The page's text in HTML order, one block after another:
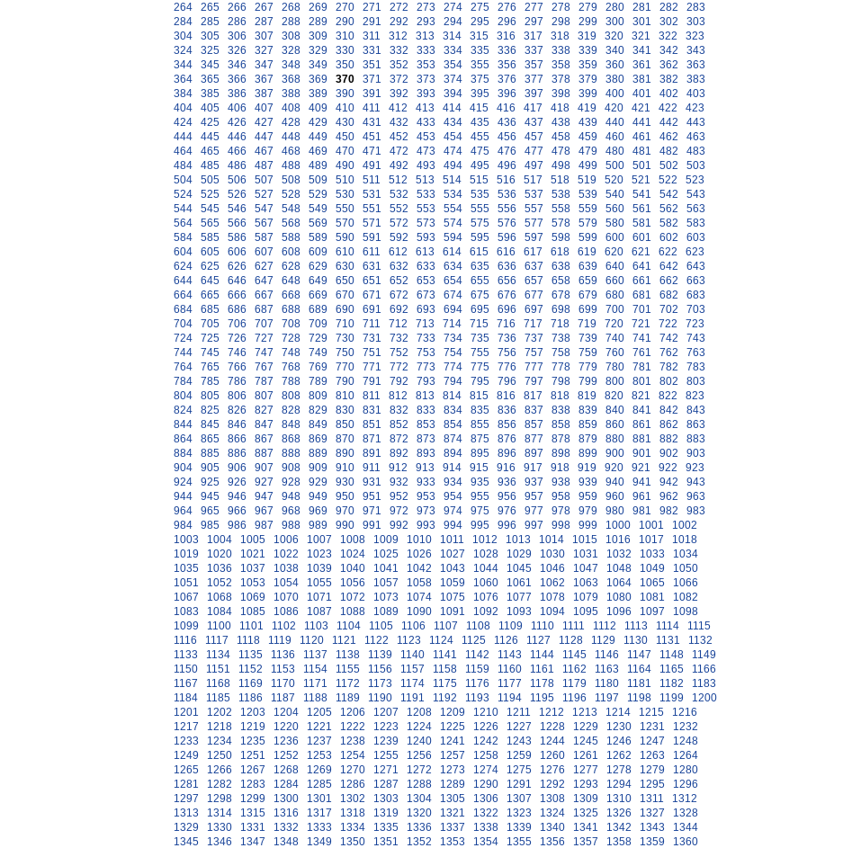
264
265 266 267 268 269 270 271 272 273 274 275 276 277 278 279 280 281 282
283
284
285 286 287 288 289 290 291 292 293 294 295 296 297 298 299 300 301 302
303
304
305 306 307 308 309 310 311 312 313 314 315 316 317 318 319 320 321 322
323
324
325 326 327 328 329 330 331 332 333 334 335 336 337 338 339 340 341 342
343
344
345 346 347 348 349 350 351 352 353 354 355 356 357 358 359 360 361 362
363
364
365 366 367 368 369 370 371 372 373 374 375 376 377 378 379 380 381 382
383
384
385 386 387 388 389 390 391 392 393 394 395 396 397 398 399 400 401 402
403
404
405 406 407 408 409 410 411 412 413 414 415 416 417 418 419 420 421 422
423
424
425 426 427 428 429 430 431 432 433 434 435 436 437 438 439 440 441 442
443
444
445 446 447 448 449 450 451 452 453 454 455 456 457 458 459 460 461 462
463
464
465 466 467 468 469 470 471 472 473 474 475 476 477 478 479 480 481 482
483
484
485 486 487 488 489 490 491 492 493 494 495 496 497 498 499 500 501 502
503
504
505 506 507 508 509 510 511 512 513 514 515 516 517 518 519 520 521 522
523
524
525 526 527 528 529 530 531 532 533 534 535 536 537 538 539 540 541 542
543
544
545 546 547 548 549 550 551 552 553 554 555 556 557 558 559 560 561 562
563
564
565 566 567 568 569 570 571 572 573 574 575 576 577 578 579 580 581 582
583
584
585 586 587 588 589 590 591 592 593 594 595 596 597 598 599 600 601 602
603
604
605 606 607 608 609 610 611 612 613 614 615 616 617 618 619 620 621 622
623
624
625 626 627 628 629 630 631 632 633 634 635 636 637 638 639 640 641 642
643
644
645 646 647 648 649 650 651 652 653 654 655 656 657 658 659 660 661 662
663
664
665 666 667 668 669 670 671 672 673 674 675 676 677 678 679 680 681 682
683
684
685 686 687 688 689 690 691 692 693 694 695 696 697 698 699 700 701 702
703
704
705 706 707 708 709 710 711 712 713 714 715 716 717 718 719 720 721 722
723
724
725 726 727 728 729 730 731 732 733 734 735 736 737 738 739 740 741 742
743
744
745 746 747 748 749 750 751 752 753 754 755 756 757 758 759 760 761 762
763
764
765 766 767 768 769 770 771 772 773 774 775 776 777 778 779 780 781 782
783
784
785 786 787 788 789 790 791 792 793 794 795 796 797 798 799 800 801 802
803
804
805 806 807 808 809 810 811 812 813 814 815 816 817 818 819 820 821 822
823
824
825 826 827 828 829 830 831 832 833 834 835 836 837 838 839 840 841 842
843
844
845 846 847 848 849 850 851 852 853 854 855 856 857 858 859 860 861 862
863
864
865 866 867 868 869 870 871 872 873 874 875 876 877 878 879 880 881 882
883
884
885 886 887 888 889 890 891 892 893 894 895 896 897 898 899 900 901 902
903
904
905 906 907 908 909 910 911 912 913 914 915 916 917 918 919 920 921 922
923
924
925 926 927 928 929 930 931 932 933 934 935 936 937 938 939 940 941 942
943
944
945 946 947 948 949 950 951 952 953 954 955 956 957 958 959 960 961 962
963
964
965 966 967 968 969 970 971 972 973 974 975 976 977 978 979 980 981 982
983
984
985 986 987 988 989 990 991 992 993 994 995 996 997 998 999 1000 1001
1002
1003
1004 1005 1006 1007 1008 1009 1010 1011 1012 1013 1014 1015 1016 1017
1018
1019
1020 1021 1022 1023 1024 1025 1026 1027 1028 1029 1030 1031 1032 1033
1034
1035
1036 1037 1038 1039 1040 1041 1042 1043 1044 1045 1046 1047 1048 1049
1050
1051
1052 1053 1054 1055 1056 1057 1058 1059 1060 1061 1062 1063 1064 1065
1066
1067
1068 1069 1070 1071 1072 1073 1074 1075 1076 1077 1078 1079 1080 1081
1082
1083
1084 1085 1086 1087 1088 1089 1090 1091 1092 1093 1094 1095 1096 1097
1098
1099
1100 1101 1102 1103 1104 1105 1106 1107 1108 1109 1110 1111 1112 1113 1114
1115
1116
1117 1118 1119 1120 1121 1122 1123 1124 1125 1126 1127 1128 1129 1130 1131
1132
1133
1134 1135 1136 1137 1138 1139 1140 1141 1142 1143 1144 1145 1146 1147 1148
1149
1150
1151 1152 1153 1154 1155 1156 1157 1158 1159 1160 1161 1162 1163 1164 1165
1166
1167
1168 1169 1170 1171 1172 1173 1174 1175 1176 1177 1178 1179 1180 1181 1182
1183
1184
1185 1186 1187 1188 1189 1190 1191 1192 1193 1194 1195 1196 1197 1198 1199
1200
1201
1202 1203 1204 1205 1206 1207 1208 1209 1210 1211 1212 1213 1214 1215
1216
1217
1218 1219 1220 1221 1222 1223 1224 1225 1226 1227 1228 1229 1230 1231
1232
1233
1234 1235 1236 1237 1238 1239 1240 1241 1242 1243 1244 1245 1246 1247
1248
1249
1250 1251 1252 1253 1254 1255 1256 1257 1258 1259 1260 1261 1262 1263
1264
1265
1266 1267 1268 1269 1270 1271 1272 1273 1274 1275 1276 1277 1278 1279
1280
1281
1282 1283 1284 1285 1286 1287 1288 1289 1290 1291 1292 1293 1294 1295
1296
1297
1298 1299 1300 1301 1302 1303 1304 1305 1306 1307 1308 1309 1310 1311
1312
1313
1314 1315 1316 1317 1318 1319 1320 1321 1322 1323 1324 1325 1326 1327
1328
1329
1330 1331 1332 1333 1334 1335 1336 1337 1338 1339 1340 1341 1342 1343
1344
1345
1346 1347 1348 1349 1350 1351 1352 1353 1354 1355 1356 1357 1358 1359 1360